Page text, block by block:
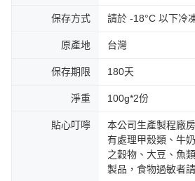
保存方式 請於 -18°C 以下冷
原產地 台灣
保存期限 180天
淨重 100g*2份
貼心叮嚀
本公司生產製程廠
有處理甲殼類、牛
之穀物、大豆、魚
製品，食物過敏者